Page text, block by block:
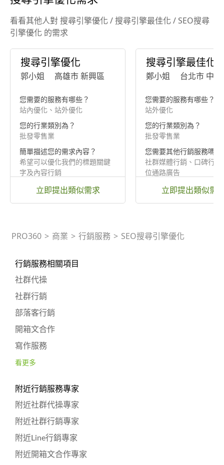
看看其他人對 搜尋引擎優化 / 搜尋引擎最佳化 / SEO搜尋
引擎優化 的需求
搜尋引擎優化
郭小姐 高雄市 新興區
您需要的服務有哪些？
站內優化、站外優化
您的行業類別為？
批發零售業
簡單描述您的需求內容？
希望可以優化我們的標題關鍵
字及內容行銷
立即提出類似需求
搜尋引擎最佳化
鄭小姐 台北市 中
您需要的服務有哪些？
站外優化
您的行業類別為？
批發零售業
您需要其他行銷服務嗎？
社群媒體行銷、口碑行銷
位通路廣告
立即提出類似需
PRO360 > 商業 > 行銷服務 > SEO搜尋引擎優化
行銷服務相關項目
社群代操
社群行銷
部落客行銷
開箱文合作
寫作服務
看更多
附近行銷服務專家
附近社群代操專家
附近社群行銷專家
附近Line行銷專家
附近開箱文合作專家